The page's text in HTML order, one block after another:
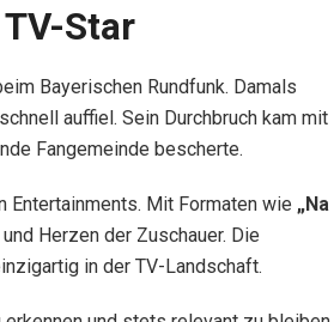
Star
Bayerischen Rundfunk. Damals
auffiel. Sein Durchbruch kam mit
Fangemeinde bescherte.
Entertainments. Mit Formaten wie „Na
Herzen der Zuschauer. Die
in der TV-Landschaft.